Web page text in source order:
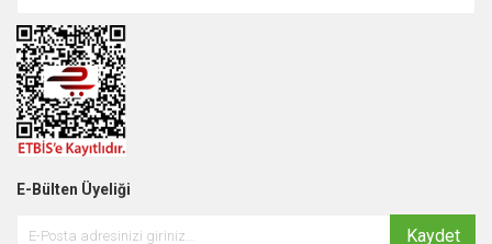
E-Bülten Üyeliği
Kaydet